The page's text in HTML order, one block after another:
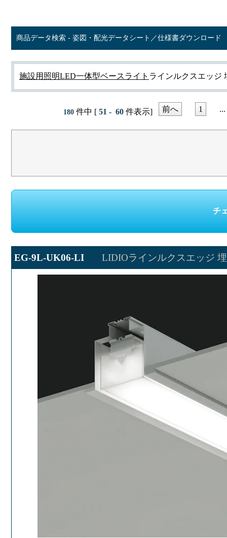
商品データ検索 - 姿図・配光データシート／仕様書ダウンロード
施設用照明LED一体型ベースライト ラインルクスエッジ
180 件中 [ 51 - 60 件表示] 前へ 1 ...
EG-9L-UK06-LI LIDIOラインルクスエッジ